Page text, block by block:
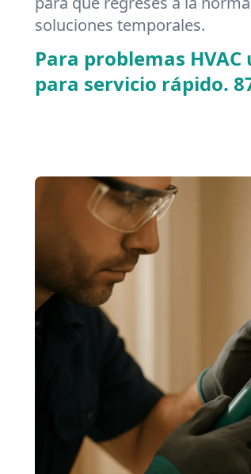
soluciones temporales.
Para problemas
para servicio rápido.